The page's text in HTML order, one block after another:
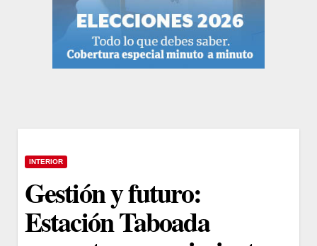
INTERIOR
Gestión y futuro:
Estación Taboada